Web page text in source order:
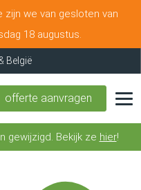
zijn we van gesloten van
18 augustus.
offerte aanvragen
gewijzigd. Bekijk ze hier!